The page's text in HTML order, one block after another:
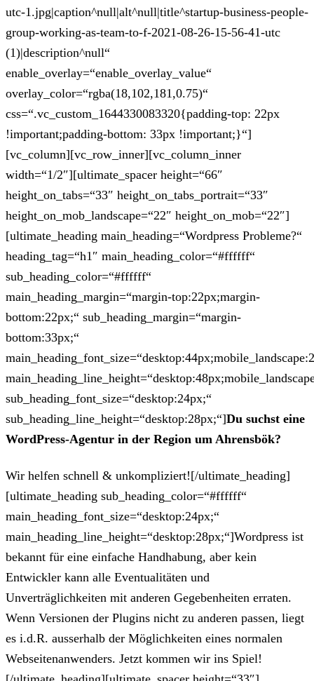
utc-1.jpg|caption^null|alt^null|title^startup-business-people-
group-working-as-team-to-f-2021-08-26-15-56-41-utc
(1)|description^null“
enable_overlay=“enable_overlay_value“
overlay_color=“rgba(18,102,181,0.75)“
css=“.vc_custom_1644330083320{padding-top: 22px
!important;padding-bottom: 33px !important;}“]
[vc_column][vc_row_inner][vc_column_inner
width=“1/2″][ultimate_spacer height=“66″
height_on_tabs=“33″ height_on_tabs_portrait=“33″
height_on_mob_landscape=“22″ height_on_mob=“22″]
[ultimate_heading main_heading=“Wordpress Probleme?“
heading_tag=“h1″ main_heading_color=“#ffffff“
sub_heading_color=“#ffffff“
main_heading_margin=“margin-top:22px;margin-
bottom:22px;“ sub_heading_margin=“margin-
bottom:33px;“
sub_heading_font_size=“desktop:24px;“
sub_heading_line_height=“desktop:28px;“]Du suchst eine
WordPress-Agentur in der Region um Ahrensbök?
Wir helfen schnell & unkompliziert![/ultimate_heading]
[ultimate_heading sub_heading_color=“#ffffff“
main_heading_font_size=“desktop:24px;“
main_heading_line_height=“desktop:28px;“]Wordpress ist
bekannt für eine einfache Handhabung, aber kein
Entwickler kann alle Eventualitäten und
Unverträglichkeiten mit anderen Gegebenheiten erraten.
Wenn Versionen der Plugins nicht zu anderen passen, liegt
es i.d.R. ausserhalb der Möglichkeiten eines normalen
Webseitenanwenders. Jetzt kommen wir ins Spiel!